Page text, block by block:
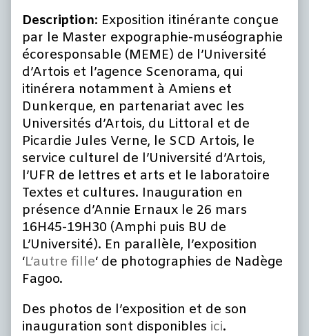
Description: Exposition itinérante conçue
par le Master expographie-muséographie
écoresponsable (MEME) de l’Université
d’Artois et l’agence Scenorama, qui
itinérera notamment à Amiens et
Dunkerque, en partenariat avec les
Universités d’Artois, du Littoral et de
Picardie Jules Verne, le SCD Artois, le
service culturel de l’Université d’Artois,
l’UFR de lettres et arts et le laboratoire
Textes et cultures. Inauguration en
présence d’Annie Ernaux le 26 mars
16H45-19H30 (Amphi puis BU de
L’Université). En parallèle, l’exposition
‘L’autre fille‘ de photographies de Nadège
Fagoo.
Des photos de l’exposition et de son
inauguration sont disponibles ici.